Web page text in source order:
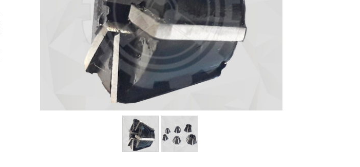
ماشین آلات و تجهیزات پرسکاری
ماشین آلات و تجهیزات کارگاهی
ماشین آلات و تجهیزات رباتیک
مصالح ساختمان
شیمی ساختمان